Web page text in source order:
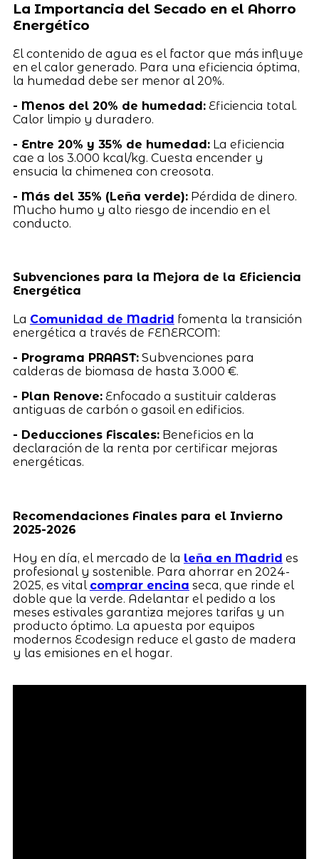
La Importancia del Secado en el Ahorro
Energético
El contenido de agua es el factor que más influye
en el calor generado. Para una eficiencia óptima,
la humedad debe ser menor al 20%.
- Menos del 20% de humedad:Eficiencia total.
Calor limpio y duradero.
- Entre 20% y 35% de humedad:La eficiencia
cae a los 3.000 kcal/kg. Cuesta encender y
ensucia la chimenea con creosota.
- Más del 35% (Leña verde):Pérdida de dinero.
Mucho humo y alto riesgo de incendio en el
conducto.
Subvenciones para la Mejora de la Eficiencia
Energética
La Comunidad de Madrid fomenta la transición
energética a través de FENERCOM:
- Programa PRAAST:Subvenciones para
calderas de biomasa de hasta 3.000 €.
- Plan Renove:Enfocado a sustituir calderas
antiguas de carbón o gasoil en edificios.
- Deducciones Fiscales:Beneficios en la
declaración de la renta por certificar mejoras
energéticas.
Recomendaciones Finales para el Invierno
2025-2026
Hoy en día, el mercado de la leña en Madrid es
profesional y sostenible. Para ahorrar en 2024-
2025, es vital comprar encina seca, que rinde el
doble que la verde. Adelantar el pedido a los
meses estivales garantiza mejores tarifas y un
producto óptimo. La apuesta por equipos
modernos Ecodesign reduce el gasto de madera
y las emisiones en el hogar.